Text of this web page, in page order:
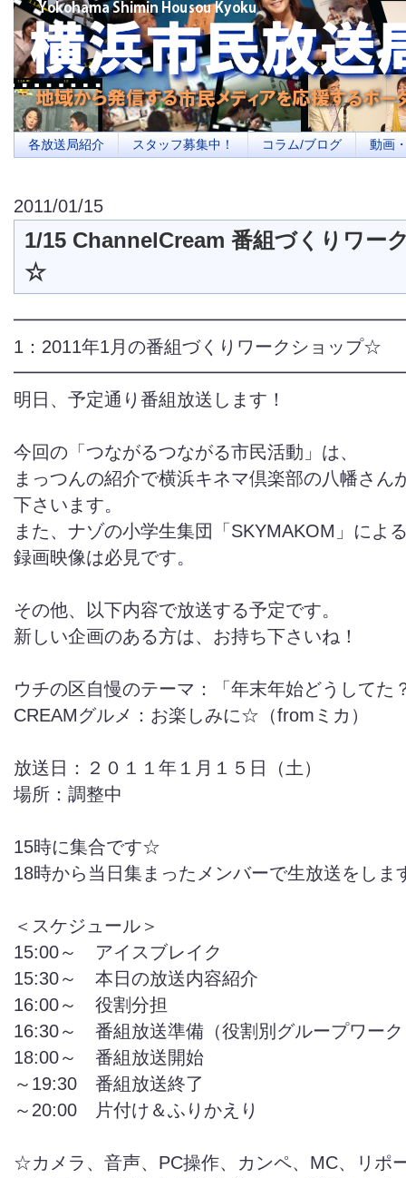
横浜の地域メディア、地域・市民・放送局・メディアを応援するポータルサ
を目指します
各放送局紹介 スタッフ募集中！ コラム/ブログ 動画
2011/01/15
1/15 ChannelCream 番組づくりワー
☆
1：2011年1月の番組づくりワークショップ☆
明日、予定通り番組放送します！
今回の「つながるつながる市民活動」は、
まっつんの紹介で横浜キネマ倶楽部の八幡さん
下さいます。
また、ナゾの小学生集団「SKYMAKOM」によ
録画映像は必見です。
その他、以下内容で放送する予定です。
新しい企画のある方は、お持ち下さいね！
ウチの区自慢のテーマ：「年末年始どうしてた
CREAMグルメ：お楽しみに☆（fromミカ）
放送日：２０１１年１月１５日（土）
場所：調整中
15時に集合です☆
18時から当日集まったメンバーで生放送をしま
＜スケジュール＞
15:00～ アイスブレイク
15:30～ 本日の放送内容紹介
16:00～ 役割分担
16:30～ 番組放送準備（役割別グループワー
18:00～ 番組放送開始
～19:30 番組放送終了
～20:00 片付け＆ふりかえり
☆カメラ、音声、PC操作、カンペ、MC、リポ